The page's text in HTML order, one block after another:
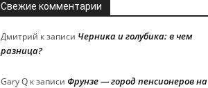
Свежие комментарии
Дмитрий к записи Черника и голубика: в чем
разница?
Gary Q к записи Фрунзе — город пенсионеров на